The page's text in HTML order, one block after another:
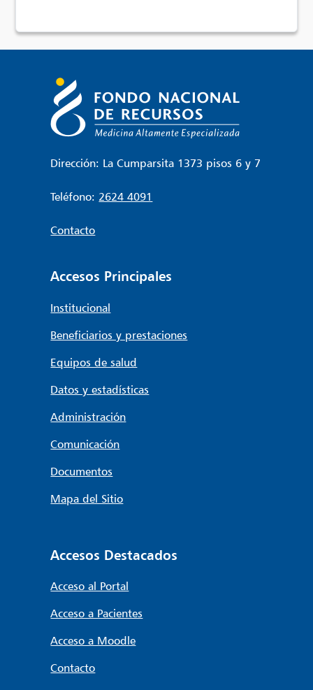
Dirección: La Cumparsita 1373 pisos 6 y 7
Teléfono: 2624 4091
Contacto
Accesos Principales
Institucional
Beneficiarios y prestaciones
Equipos de salud
Datos y estadísticas
Administración
Comunicación
Documentos
Mapa del Sitio
Accesos Destacados
Acceso al Portal
Acceso a Pacientes
Acceso a Moodle
Contacto